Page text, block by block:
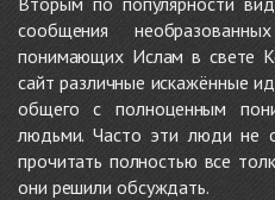
сообщения
понимающих Ислам в свете
сайт различные искажённые
общего с полноценным
людьми. Часто эти люди не
прочитать полностью все
они решили обсуждать.